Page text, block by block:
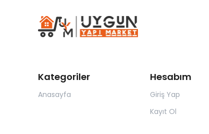
Kategoriler
Anasayfa
Hesabım
Giriş Yap
Kayıt Ol